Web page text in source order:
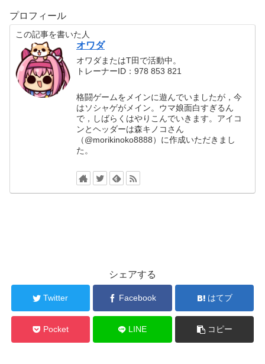
プロフィール
この記事を書いた人
オワダ
オワダまたはT田で活動中。
トレーナーID：978 853 821
格闘ゲームをメインに遊んでいましたが，今
はソシャゲがメイン。ウマ娘面白すぎるん
で，しばらくはやりこんでいきます。アイコ
ンとヘッダーは森キノコさん
（@morikinoko8888）に作成いただきまし
た。
シェアする
Twitter Facebook はてブ
Pocket LINE コピー